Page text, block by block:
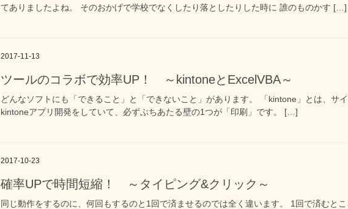
てありましたよね。 そのおかげで学校でなくしたり落としたりした時に 誰のものかす […]
2017-11-13
ツールのコラボで効率UP！ ～kintoneとExcelVBA～
どんなソフトにも「できること」と「できないこと」があります。 「kintone」とは、サ
kintoneアプリ開発をしていて、必ずぶちあたる壁の1つが「印刷」です。 […]
2017-10-23
確率UPで時間短縮！ ～タイピング&クリック～
同じ動作をするのに、何回もするのと1回で済ませるのでは全く違います。 1回で済むと